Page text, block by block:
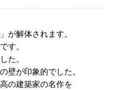
が解体されます。
す。
た。
壁が印象的でした。
の建築家の名作を